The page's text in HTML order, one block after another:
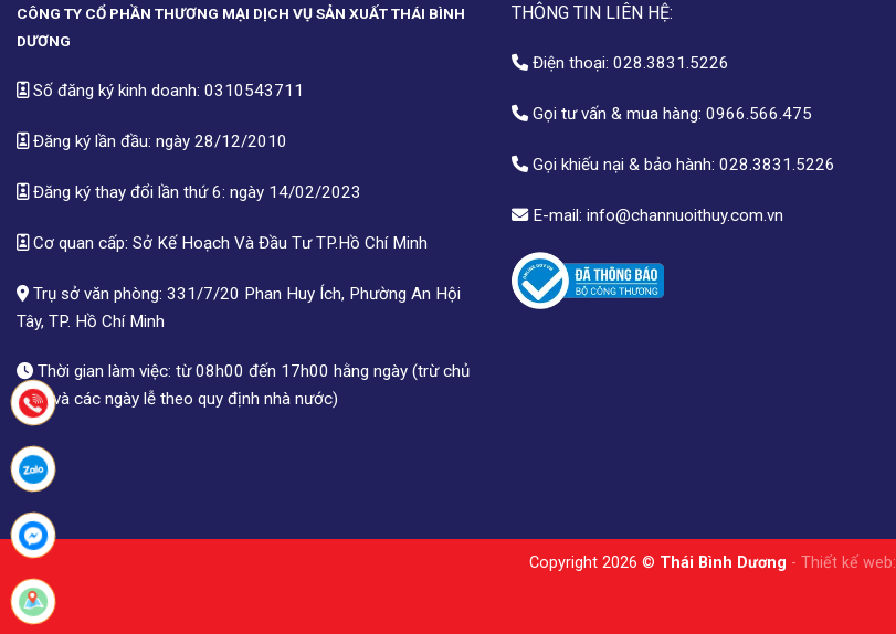
CÔNG TY CỔ PHẦN THƯƠNG MẠI DỊCH VỤ SẢN XUẤT THÁI BÌNH
DƯƠNG
Số đăng ký kinh doanh: 0310543711
Đăng ký lần đầu: ngày 28/12/2010
Đăng ký thay đổi lần thứ 6: ngày 14/02/2023
Cơ quan cấp: Sở Kế Hoạch Và Đầu Tư TP.Hồ Chí Minh
Trụ sở văn phòng: 331/7/20 Phan Huy Ích, Phường An Hội
Tây, TP. Hồ Chí Minh
Thời gian làm việc: từ 08h00 đến 17h00 hằng ngày (trừ chủ
nhật và các ngày lễ theo quy định nhà nước)
THÔNG TIN LIÊN HỆ:
Điện thoại: 028.3831.5226
Gọi tư vấn & mua hàng: 0966.566.475
Gọi khiếu nại & bảo hành: 028.3831.5226
E-mail: info@channuoithuy.com.vn
Copyright 2026 © Thái Bình Dương - Thiết kế web: